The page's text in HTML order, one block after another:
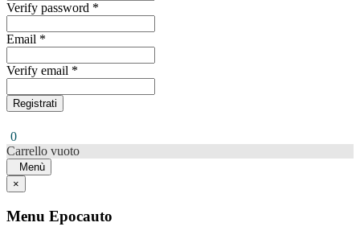
Verify password *
Email *
Verify email *
Registrati
0
Carrello vuoto
Menù
×
Menu Epocauto